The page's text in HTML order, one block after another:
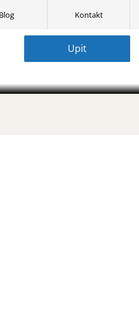
Blog Kontakt
Upit